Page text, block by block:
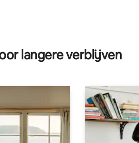
langere verblijven